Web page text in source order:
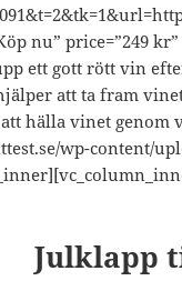
nu” price=”249
ett gott rött vin
att ta fram
hälla vinet
wp-content/
Julklapp